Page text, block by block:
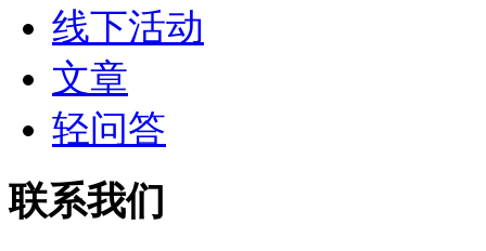
线下活动
文章
轻问答
联系我们